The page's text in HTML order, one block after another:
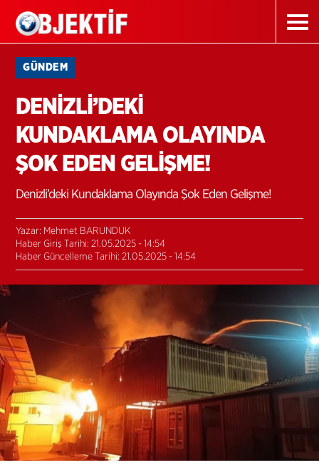
GÜNDEM
DENİZLİ’DEKİ
KUNDAKLAMA OLAYINDA
ŞOK EDEN GELİŞME!
Denizli’deki Kundaklama Olayında Şok Eden Gelişme!
Yazar: Mehmet BARUNDUK
Haber Giriş Tarihi: 21.05.2025 - 14:54
Haber Güncelleme Tarihi: 21.05.2025 - 14:54